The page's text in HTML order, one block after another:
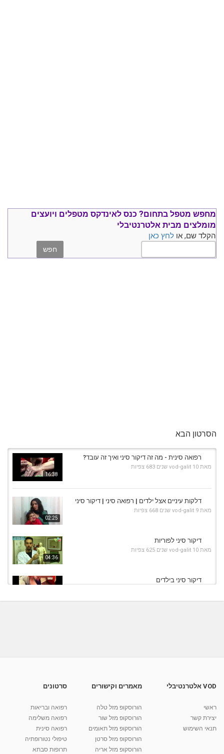
מחפש מטפל בתחום? כנס לאינדקס מטפלים ויועצים
מומלצים מבית אלטרנטיבלי
הקלד שם, או לחץ כאן
הסרטון הבא
16:38
רפואה סינית - מה זה דיקור סיני ואיך זה עובד?
מאת vod-galit 10 שנים 683 צפיות
02:25
דלקות עיניים אצל ילדים | רפואה סיני | דיקור סיני
מאת vod-galit 9 שנים 668 צפיות
04:36
דיקור סיני לפוריות
מאת vod-galit 10 שנים 625 צפיות
דיקור סיני בילדים
מאת
קרין גורן - העוגה המתגלצ’ת ללא קמח
38.5k צפיות
VOD אלטרנטיבלי
ראשי
יצירת קשר
תנאי השימוש
מאמרים וקישורים
הורוסקופ מזל טלה
הורוסקופ מזל שור
הורוסקופ מזל תאומים
הורוסקופ מזל סרטן
הורוסקופ מזל אריה
סרטונים
רפואה ובריאות
רפואה משלימה
רפואה סינית
טיפולי נטורופתיה
תרופות סבתא